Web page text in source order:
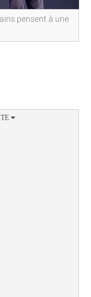
pensent à une